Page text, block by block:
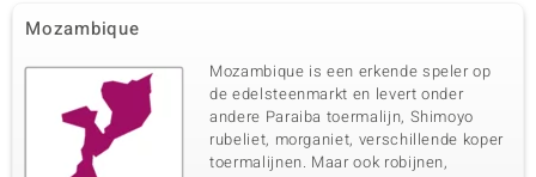
Mozambique
Mozambique is een erkende speler op
de edelsteenmarkt en levert onder
andere Paraiba toermalijn, Shimoyo
rubeliet, morganiet, verschillende koper
toermalijnen. Maar ook robijnen,